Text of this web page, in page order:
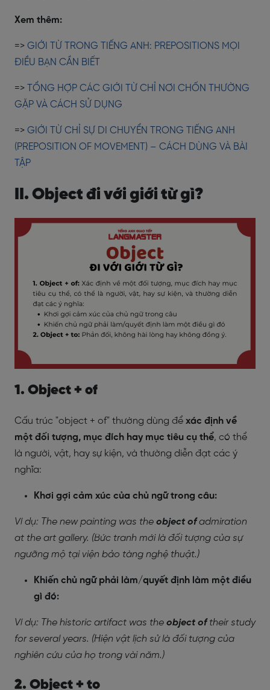
Xem thêm:
=> GIỚI TỪ TRONG TIẾNG ANH: PREPOSITIONS MỌI
ĐIỀU BẠN CẦN BIẾT
=>
TỔNG HỢP CÁC GIỚI TỪ CHỈ NƠI CHỐN THƯỜNG
GẶP VÀ CÁCH SỬ DỤNG
=> GIỚI TỪ CHỈ SỰ DI CHUYỂN TRONG TIẾNG ANH
(PREPOSITION OF MOVEMENT) – CÁCH DÙNG VÀ BÀI
TẬP
II. Object đi với giới từ gì?
1. Object + of
Cấu trúc "object + of" thường dùng để xác định về
một đối tượng, mục đích hay mục tiêu cụ thể, có thể
là người, vật, hay sự kiện, và thường diễn đạt các ý
nghĩa:
Khơi gợi cảm xúc của chủ ngữ trong câu:
Ví dụ: The new painting was the object ofadmiration
at the art gallery. (Bức tranh mới là đối tượng của sự
ngưỡng mộ tại viện bảo tàng nghệ thuật.)
Khiến chủ ngữ phải làm/quyết định làm một điều
gì đó:
Ví dụ: The historic artifact was the object oftheir study
for several years. (Hiện vật lịch sử là đối tượng của
nghiên cứu của họ trong vài năm.)
2. Object + to